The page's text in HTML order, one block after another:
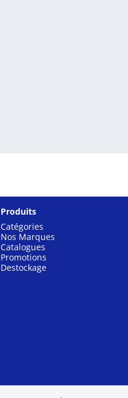
Produits
Catégories
Nos Marques
Catalogues
Promotions
Destockage